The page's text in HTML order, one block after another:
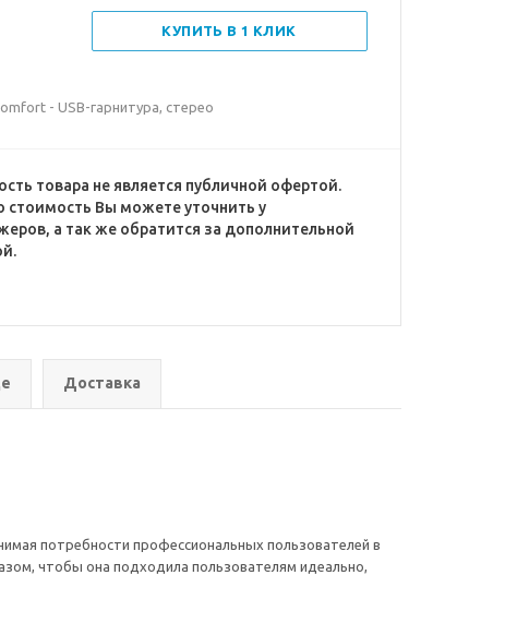
КУПИТЬ В 1 КЛИК
- USB-гарнитура, стерео
товара не является публичной офертой.
стоимость Вы можете уточнить у
а так же обратится за дополнительной
Доставка
потребности профессиональных пользователей в
чтобы она подходила пользователям идеально,